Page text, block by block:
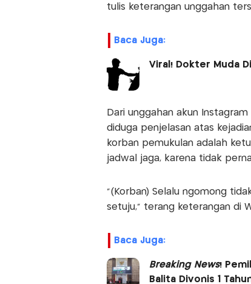
tulis keterangan unggahan
Baca Juga:
Viral! Dokter Muda
Dari unggahan akun
diduga penjelasan atas
korban pemukulan adalah
jadwal jaga, karena tidak
"(Korban) Selalu ngomong
setuju," terang keterangan di
Baca Juga:
Breaking News!
Balita Divonis 1